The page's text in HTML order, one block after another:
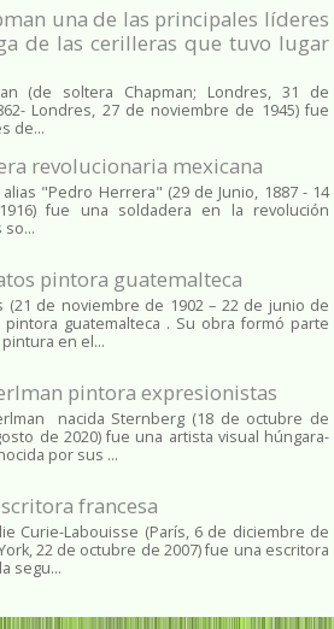
una de las principales líderes
de las cerilleras que tuvo lugar
(de soltera Chapman; Londres, 31 de
Londres, 27 de noviembre de 1945)​ fue
de...
revolucionaria mexicana
"Pedro Herrera" (29 de Junio, 1887 - 14
fue una soldadera en la revolución
so...
pintora guatemalteca
(21 de noviembre de 1902 – 22 de junio de
pintora guatemalteca . Su obra formó parte
en el...
pintora expresionistas
nacida Sternberg (18 de octubre de
de 2020) fue una artista visual húngara-
por sus ...
francesa
Curie-Labouisse (París, 6 de diciembre de
22 de octubre de 2007) fue una escritora
segu...